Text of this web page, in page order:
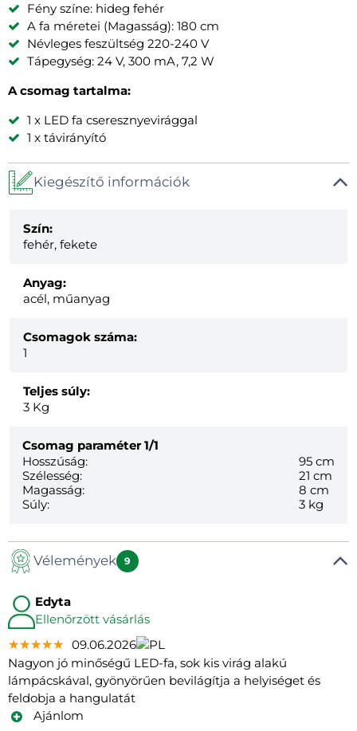
Fény színe: hideg fehér
A fa méretei (Magasság): 180 cm
Névleges feszültség 220-240 V
Tápegység: 24 V, 300 mA, 7,2 W
A csomag tartalma:
1 x LED fa cseresznyevirággal
1 x távirányító
Kiegészítő információk
Szín:
fehér, fekete
Anyag:
acél, műanyag
Csomagok száma:
1
Teljes súly:
3 Kg
Csomag paraméter 1/1
Hosszúság:
95 cm
Szélesség:
21 cm
Magasság:
8 cm
Súly:
3 kg
Vélemények 9
Edyta
Ellenőrzött vásárlás
★★★★★
★★★★★
★★★★★ 09.06.2026
Nagyon jó minőségű LED-fa, sok kis virág alakú
lámpácskával, gyönyörűen bevilágítja a helyiséget és
feldobja a hangulatát
Ajánlom